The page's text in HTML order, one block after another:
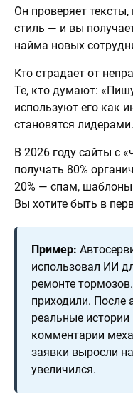
Он проверяет
стиль — и вы
найма новых
Кто страдает от
Те, кто думают:
используют его как
становятся лидерами.
В 2026 году сайты с
получать 80%
20% — спам,
Вы хотите быть в
Пример:
использовал ИИ
ремонте
приходили. После
реальные
комментарии
заявки выросли
увеличился.